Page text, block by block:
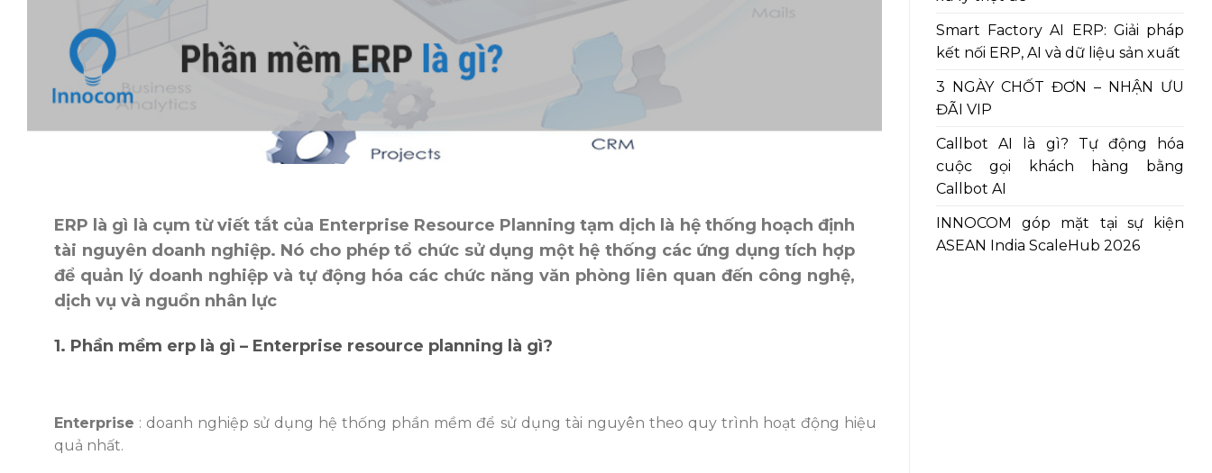
ERP là gì là cụm từ viết tắt của Enterprise Resource Planning tạm dịch là hệ thống hoạch định
tài nguyên doanh nghiệp. Nó cho phép tổ chức sử dụng một hệ thống các ứng dụng tích hợp
để quản lý doanh nghiệp và tự động hóa các chức năng văn phòng liên quan đến công nghệ,
dịch vụ và nguồn nhân lực
1. Phần mềm erp là gì – Enterprise resource planning là gì?
Enterprise : doanh nghiệp sử dụng hệ thống phần mềm để sử dụng tài nguyên theo quy trình hoạt động hiệu
quả nhất.
Smart Factory AI ERP: Giải pháp
kết nối ERP, AI và dữ liệu sản xuất
3 NGÀY CHỐT ĐƠN – NHẬN ƯU
ĐÃI VIP
Callbot AI là gì? Tự động hóa
cuộc gọi khách hàng bằng
Callbot AI
INNOCOM góp mặt tại sự kiện
ASEAN India ScaleHub 2026